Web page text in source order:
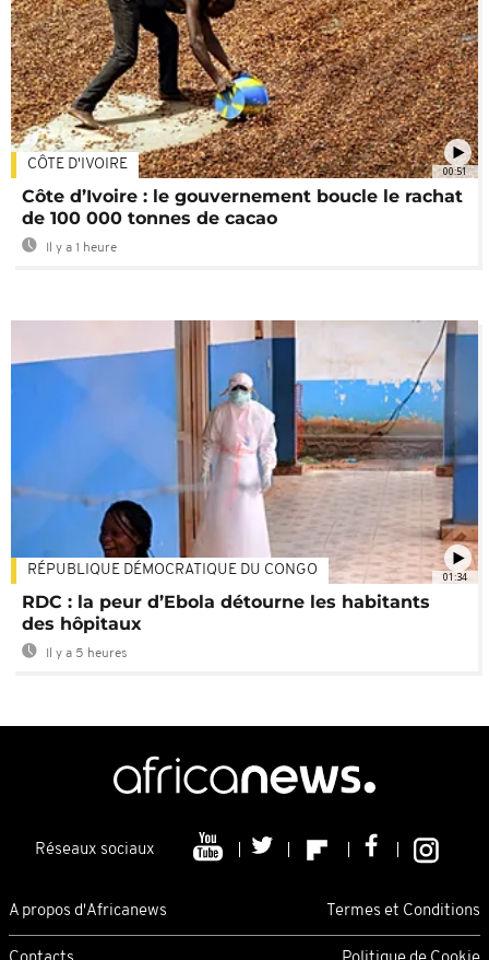
00:51
CÔTE D'IVOIRE
Côte d’Ivoire : le gouvernement boucle le rachat
de 100 000 tonnes de cacao
Il y a 1 heure
01:34
RÉPUBLIQUE DÉMOCRATIQUE DU CONGO
RDC : la peur d’Ebola détourne les habitants
des hôpitaux
Il y a 5 heures
Réseaux sociaux
A propos d'Africanews Termes et Conditions